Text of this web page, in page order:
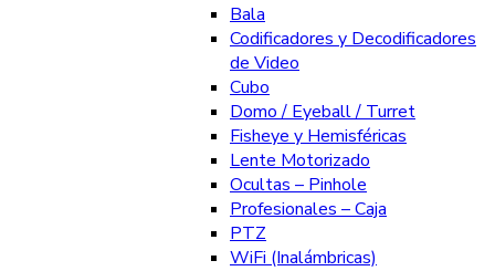
Bala
Codificadores y Decodificadores
de Video
Cubo
Domo / Eyeball / Turret
Fisheye y Hemisféricas
Lente Motorizado
Ocultas – Pinhole
Profesionales – Caja
PTZ
WiFi (Inalámbricas)